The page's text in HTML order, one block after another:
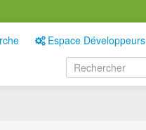
Espace Développeurs